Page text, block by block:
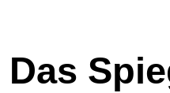
Das